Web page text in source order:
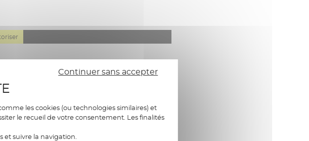
Continuer sans accepter
les cookies (ou technologies similaires) et
le recueil de votre consentement. Les finalités
et suivre la navigation.